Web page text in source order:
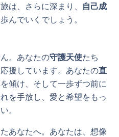
は、さらに深まり、
自己成
んでいくでしょう。
。あなたの守護天使たち
援しています。あなたの直
傾け、そして一歩ずつ前に
を手放し、愛と希望をもっ
。
あなたへ。あなたは、想像